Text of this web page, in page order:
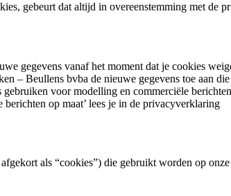
gebeurt dat altijd in overeenstemming met de
gegevens vanaf het moment dat je cookies
– Beullens bvba de nieuwe gegevens toe aan
voor modelling en commerciële
berichten op maat’ lees je in de privacyverklaring
als “cookies”) die gebruikt worden op